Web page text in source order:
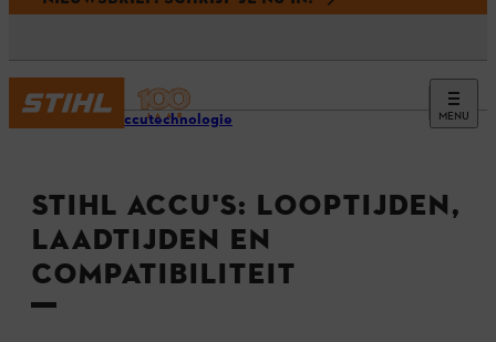
MENU
STIHL accutechnologie
STIHL ACCU'S: LOOPTIJDEN,
LAADTIJDEN EN
COMPATIBILITEIT